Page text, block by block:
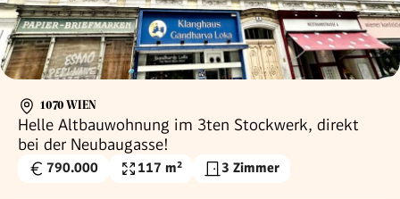
1070 WIEN
Helle Altbauwohnung im 3ten Stockwerk, direkt
bei der Neubaugasse!
Kaufpreis
790.000
Wohnfläche
117 m² 3 Zimmer